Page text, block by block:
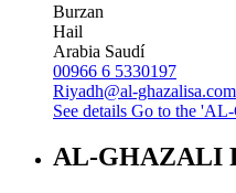
Burzan
Hail
Arabia Saudí
00966 6 5330197
Riyadh@al-ghazalisa.com
See details Go to the
AL-GHAZALI